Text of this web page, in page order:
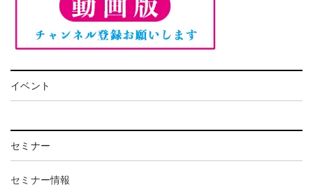
イベント
セミナー
セミナー情報